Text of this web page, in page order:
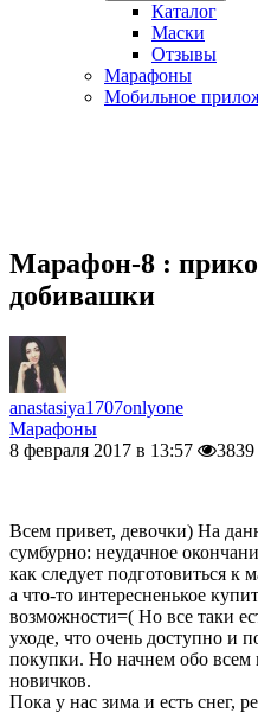
Каталог
Маски
Отзывы
Марафоны
Мобильное
Марафон-8 :
добивашки
anastasiya1707onlyone
Марафоны
8 февраля 2017 в 13:57
3839
Всем привет, девочки) На
сумбурно: неудачное
как следует подготовиться к
а что-то интересненькое
возможности=( Но все таки
уходе, что очень доступно и
покупки. Но начнем обо всем
новичков.
Пока у нас зима и есть снег,